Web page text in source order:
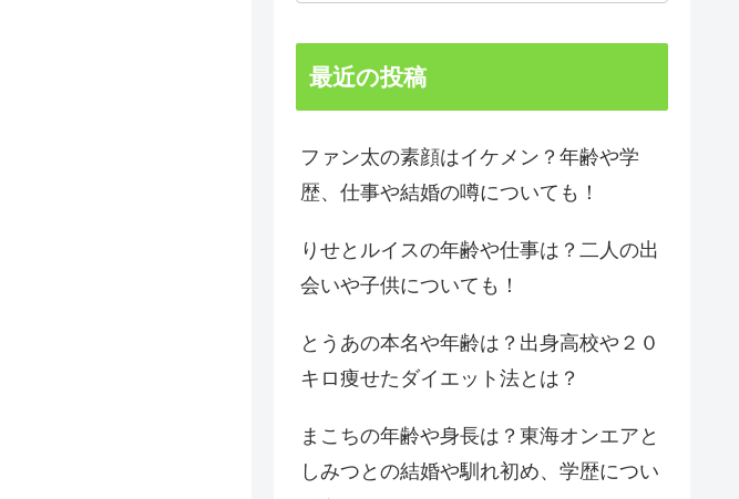
最近の投稿
ファン太の素顔はイケメン？年齢や学
歴、仕事や結婚の噂についても！
りせとルイスの年齢や仕事は？二人の出
会いや子供についても！
とうあの本名や年齢は？出身高校や２０
キロ痩せたダイエット法とは？
まこちの年齢や身長は？東海オンエアと
しみつとの結婚や馴れ初め、学歴につい